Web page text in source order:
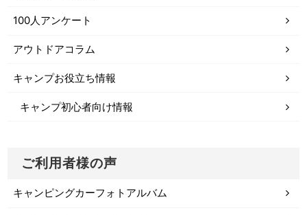
100人アンケート
アウトドアコラム
キャンプお役立ち情報
キャンプ初心者向け情報
ご利用者様の声
キャンピングカーフォトアルバム